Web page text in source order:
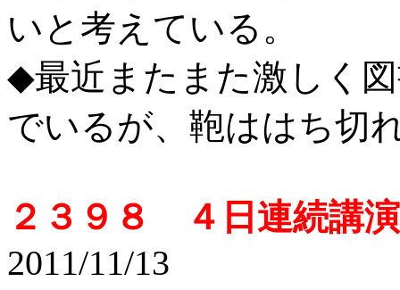
いと考えている。
◆最近またまた激しく
でいるが、鞄ははち切
２３９８ ４日連続
2011/11/13